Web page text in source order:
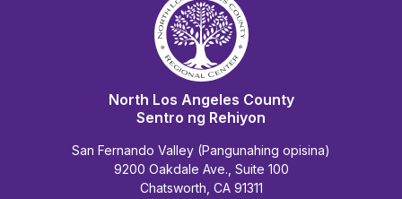
North Los Angeles County
Sentro ng Rehiyon
San Fernando Valley (Pangunahing opisina)
9200 Oakdale Ave., Suite 100
Chatsworth, CA 91311